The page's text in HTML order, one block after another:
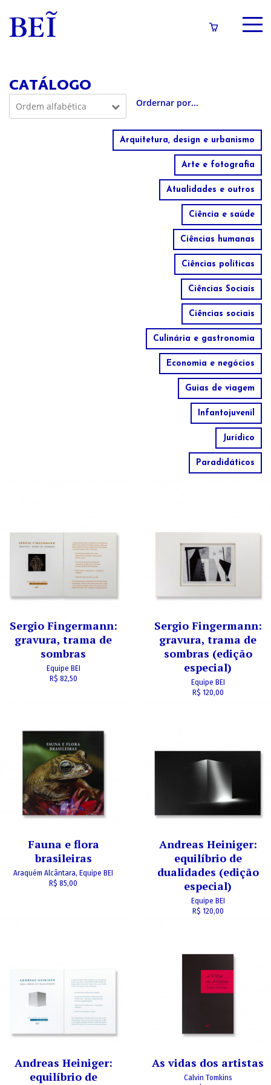
CONTEÚDOS
IMPRENSA
LOGIN/CADASTRO
CATÁLOGO
Ordem alfabética
Arquitetura, design e urbanismo
Arte e fotografia
Atualidades e outros
Ciência e saúde
Ciências humanas
Ciências políticas
Ciências Sociais
Ciências sociais
Culinária e gastronomia
Economia e negócios
Guias de viagem
Infantojuvenil
Jurídico
Paradidáticos
Sergio Fingermann:
gravura, trama de
sombras
Equipe BEI
R$ 82,50
Sergio Fingermann:
gravura, trama de
sombras (edição
especial)
Equipe BEI
R$ 120,00
Fauna e flora
brasileiras
Araquém Alcântara, Equipe BEI
R$ 85,00
Andreas Heiniger:
equilíbrio de
dualidades (edição
especial)
Equipe BEI
R$ 120,00
Andreas Heiniger:
equilíbrio de
As vidas dos artistas
Calvin Tomkins